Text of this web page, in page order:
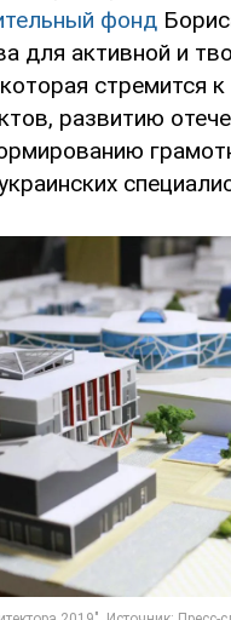
фонд
для активной и
стремится к
развитию